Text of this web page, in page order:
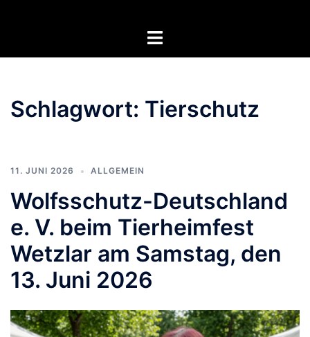
Menü
Schlagwort: Tierschutz
11. JUNI 2026 ALLGEMEIN
Wolfsschutz-Deutschland
e. V. beim Tierheimfest
Wetzlar am Samstag, den
13. Juni 2026